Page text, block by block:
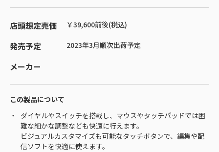
店頭想定売価 ￥39,600前後(税込)
発売予定 2023年3月順次出荷予定
メーカー
この製品について
ダイヤルやスイッチを搭載し、マウスやタッチパッドでは困
難な細かな調整なども快適に行えます。
ビジュアルカスタマイズも可能なタッチボタンで、編集や配
信ソフトを快適に使えます。